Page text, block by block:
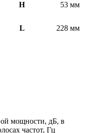
H 53 мм
L 228 мм
мощности, дБ, в
частот, Гц